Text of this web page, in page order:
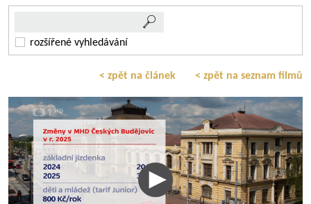
rozšířené vyhledávání
< zpět na článek < zpět na seznam filmů